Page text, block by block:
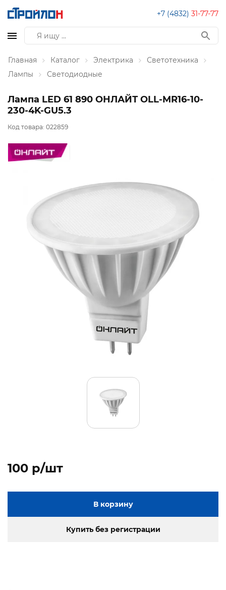
+7 (4832) 31-77-77
Главная Каталог Электрика
Светотехника
Лампы
Светодиодные
Лампа LED 61 890 ОНЛАЙТ OLL-MR16-10-
230-4K-GU5.3
Код товара: 022859
100 p/шт
В корзину
Купить без регистрации